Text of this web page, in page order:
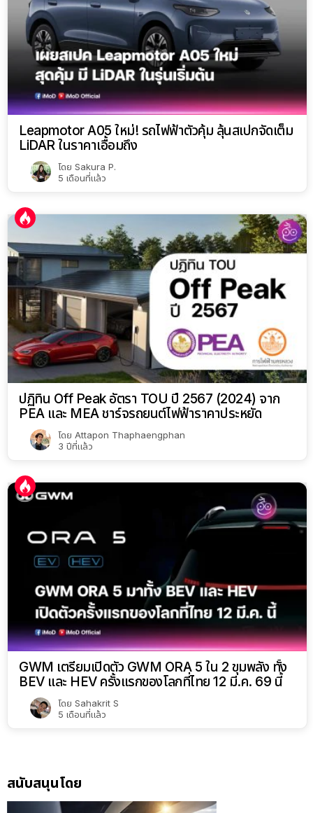
Leapmotor A05 ใหม่! รถไฟฟ้าตัวคุ้ม ลุ้นสเปกจัดเต็ม
LiDAR ในราคาเอื้อมถึง
โดย Sakura P.
5 เดือนที่แล้ว
ปฏิทิน Off Peak อัตรา TOU ปี 2567 (2024) จาก
PEA และ MEA ชาร์จรถยนต์ไฟฟ้าราคาประหยัด
โดย Attapon Thaphaengphan
3 ปีที่แล้ว
GWM เตรียมเปิดตัว GWM ORA 5 ใน 2 ขุมพลัง ทั้ง
BEV และ HEV ครั้งแรกของโลกที่ไทย 12 มี.ค. 69 นี้
โดย Sahakrit S
5 เดือนที่แล้ว
สนับสนุนโดย